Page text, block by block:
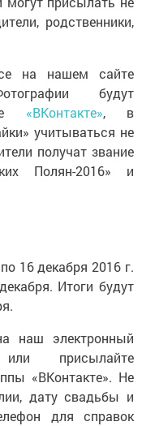
родственники,
на нашем сайте
будут
«ВКонтакте», в
учитываться не
получат звание
Полян-2016» и
16 декабря 2016 г.
Итоги будут
наш электронный
присылайте
«ВКонтакте». Не
дату свадьбы и
для справок